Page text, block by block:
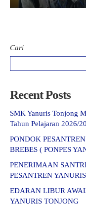
Cari
Recent Posts
SMK Yanuris Tonjong
Tahun Pelajaran 2026/
PONDOK
BREBES ( PONPES
PENERIMAAN
PESANTREN
EDARAN LIBUR
YANURIS TONJONG